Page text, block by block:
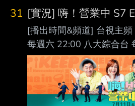
方YT頻道 [本集預告]
https://youtu.be/
https://youtu.be/
si=wU9uRYS7Rv5OjYT4
Kid、坤達 [分隊資訊] 地
小鬼 黃
31 [實況] 嗨！營業中 S7
[播出時間&頻道] 台視主
每週六 22:00 八大綜合台
述] 嗨！營業中 全新第七
https://i.imgur.com/
浩、莎莎、吳映潔(鬼鬼)
貞、韓國女生Judy、風田